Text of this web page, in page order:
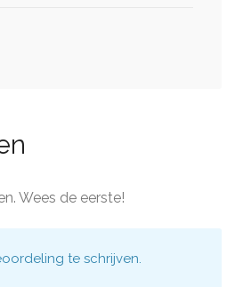
Wees de eerste!
te schrijven.